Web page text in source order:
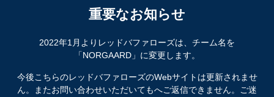
重要なお知らせ
2022年1月よりレッドバファローズは、チーム名を
「NORGAARD」に変更します。
今後こちらのレッドバファローズのWebサイトは更新されませ
ん。またお問い合わせいただいてもへご返信できません。ご迷